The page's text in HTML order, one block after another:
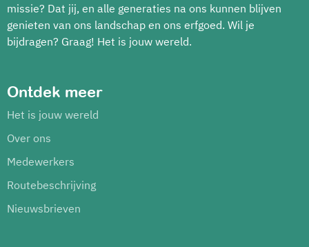
missie? Dat jij, en alle generaties na ons kunnen blijven
genieten van ons landschap en ons erfgoed. Wil je
bijdragen? Graag! Het is jouw wereld.
Ontdek meer
Het is jouw wereld
Over ons
Medewerkers
Routebeschrijving
Nieuwsbrieven